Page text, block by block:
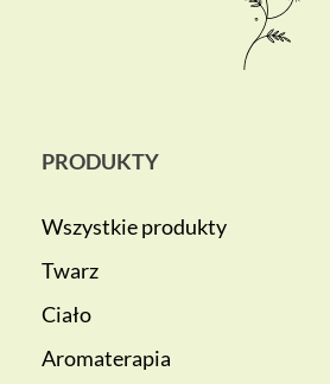
PRODUKTY
Wszystkie produkty
Twarz
Ciało
Aromaterapia